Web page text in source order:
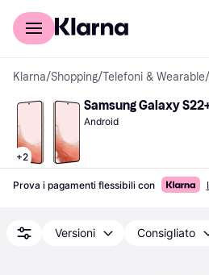
Per il tuo shopping
Klarna/Shopping/Telefoni & Wearable/
+2
Samsung Galaxy
Android
Prova i pagamenti flessibili con
Versioni Consigliato